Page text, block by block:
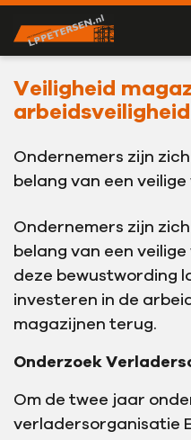
Ga naar content
L.P. Petersen
Veiligheid
Ondernemers zijn
belang van een
Ondernemers zijn
belang van een
deze bewustwording
investeren in de
magazijnen terug.
Onderzoek
Om de twee jaar
verladersorganisatie